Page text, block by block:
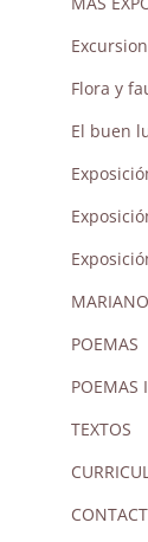
Flora y
El buen
POEMAS
POEMAS
TEXTOS